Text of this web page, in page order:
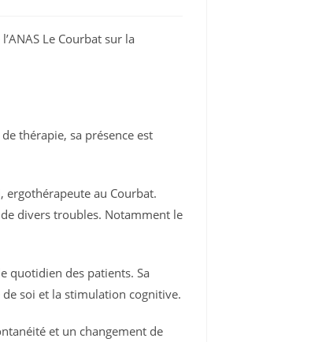
Le Courbat sur la
thérapie, sa présence est
ergothérapeute au Courbat.
divers troubles. Notamment le
quotidien des patients. Sa
soi et la stimulation cognitive.
et un changement de